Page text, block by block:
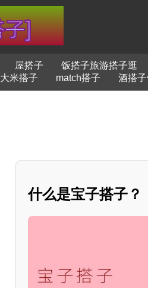
屋搭子 饭搭子旅游搭子逛
大米搭子 match搭子 酒搭
什么是宝子搭子？